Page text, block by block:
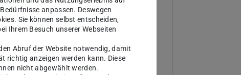
anpassen. Deswegen
Sie können selbst entscheiden,
Ihrem Besuch unserer Webseiten
Abruf der Website notwendig, damit
richtig anzeigen werden kann. Diese
nicht abgewählt werden.